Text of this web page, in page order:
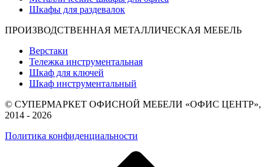
Шкафы для раздевалок
ПРОИЗВОДСТВЕННАЯ МЕТАЛЛИЧЕСКАЯ МЕБЕЛЬ
Верстаки
Тележка инструментальная
Шкаф для ключей
Шкаф инструментальный
© СУПЕРМАРКЕТ ОФИСНОЙ МЕБЕЛИ «ОФИС ЦЕНТР»,
2014 - 2026
Политика конфиденциальности